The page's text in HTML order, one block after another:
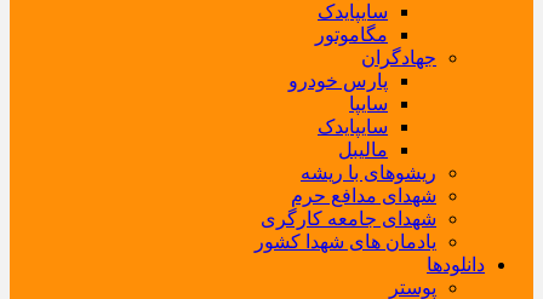
سایپایدک
مگاموتور
جهادگران
پارس خودرو
سایپا
سایپایدک
مالیبل
ریشوهای با ریشه
شهدای مدافع حرم
شهدای جامعه کارگری
یادمان های شهدا کشور
دانلودها
پوستر